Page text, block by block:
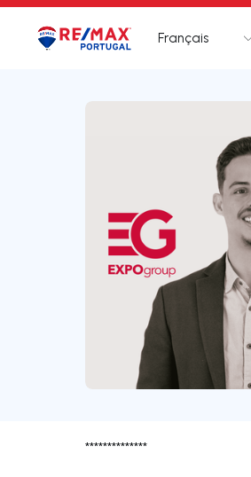
Logo Aller à la page d’accueil
Français
**************